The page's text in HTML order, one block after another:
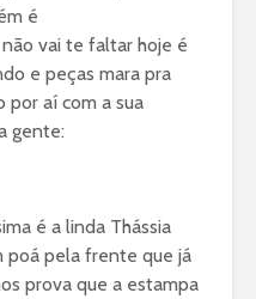
é
vai te faltar hoje é
e peças mara pra
por aí com a sua
gente:
é a linda Thássia
poá pela frente que já
prova que a estampa